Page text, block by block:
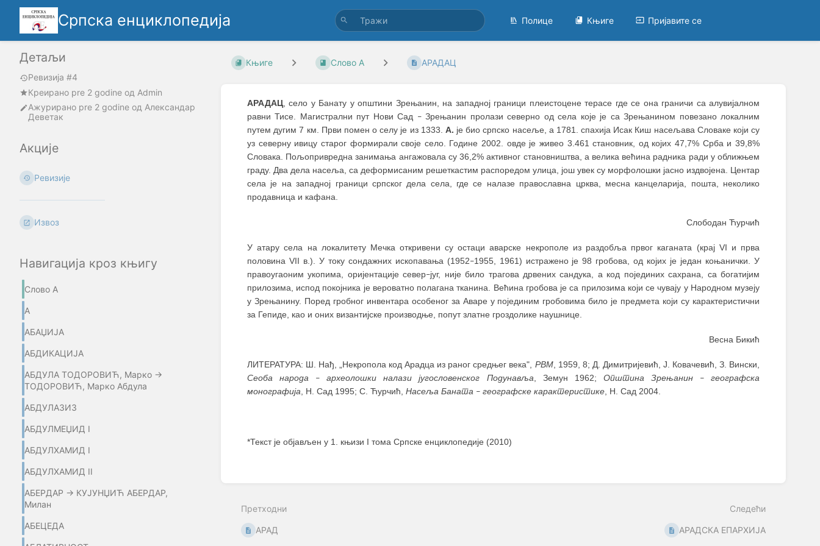
Српска енциклопедија Полице Књиге Пријавите се
Детаљи
Ревизија #4
Креирано pre 2 godine oд Admin
Ажурирано pre 2 godine од Александар
Деветак
Акције
Ревизије
Извоз
Навигација кроз књигу
Слово А
А
АБАЏИЈA
АБДИКАЦИЈА
АБДУЛА ТОДОРОВИЋ, Марко →
ТОДОРОВИЋ, Марко Абдула
АБДУЛАЗИЗ
АБДУЛМЕЏИД I
АБДУЛХАМИД I
АБДУЛХАМИД II
АБЕРДАР → КУЈУНЏИЋ АБЕРДАР,
Милан
АБЕЦЕДА
Књиге Слово А АРАДАЦ
АРАДАЦ, село у Банату у општини Зрењанин, на западној граници плеистоцене терасе где се она граничи са алувијалном
равни Тисе. Магистрални пут Нови Сад –Зрењанин пролази северно од села које је са Зрењанином повезано локалним
путем дугим 7 км. Први помен о селу је из 1333. А. је био српско насеље, а 1781. спахија Исак Киш насељава Словаке који су
уз северну ивицу старог формирали своје село. Године 2002. овде је живео 3.461 становник, од којих 47,7% Срба и 39,8%
Словака. Пољопривредна занимања ангажовала су 36,2% активног становништва, а велика већина радника ради у оближњем
граду. Два дела насеља, са деформисаним решеткастим распоредом улица, још увек су морфолошки јасно издвојена. Центар
села је на западној граници српског дела села, где се налазе православна црква, месна канцеларија, пошта, неколико
продавница и кафана.
Слободан Ћурчић
У атару села на локалитету Мечка откривени су остаци аварске некрополе из раздобља првог каганата (крај VI и прва
половина VII в.). У току сондажних ископавања (1952–1955, 1961) истражено је 98 гробова, од којих је један коњанички. У
правоугаоним укопима, оријентације север–југ, није било трагова дрвених сандука, а код појединих сахрана, са богатијим
прилозима, испод покојника је вероватно полагана тканина. Већина гробова је са прилозима који се чувају у Народном музеју
у Зрењанину. Поред гробног инвентара особеног за Аваре у појединим гробовима било је предмета који су карактеристични
за Гепиде, као и оних византијске производње, попут златне гроздолике наушнице.
Весна Бикић
ЛИТЕРАТУРА: Ш. Нађ, „Некропола код Арадца из раног средњег века", РВМ, 1959, 8; Д. Димитријевић, Ј. Ковачевић, З. Вински,
Сеоба народа – археолошки налази југословенског Подунавља, Земун 1962; Општина Зрењанин –географска
монографија, Н. Сад 1995; С. Ћурчић, Насеља Баната – географске карактеристике, Н. Сад 2004.
*Текст је објављен у 1. књизи I тома Српске енциклопедије (2010)
select
Претходни
АРАД
Следећи
АРАДСКА ЕПАРХИЈА